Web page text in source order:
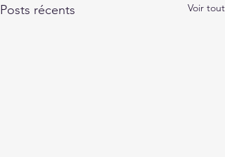
Posts récents Voir tout